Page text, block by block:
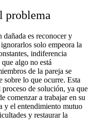
problema
es reconocer y
solo empeora la
indiferencia
algo no está
de la pareja se
sobre lo que ocurre. Esta
de solución, ya que
comenzar a trabajar en su
y el entendimiento mutuo
y restaurar la